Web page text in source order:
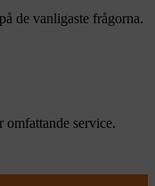
de vanligaste frågorna.
omfattande service.